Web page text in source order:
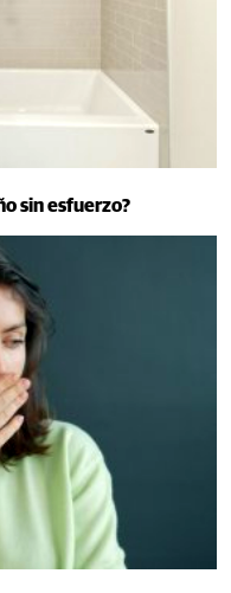
sin esfuerzo?